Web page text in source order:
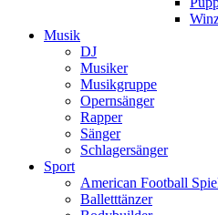
Musik
DJ
Musiker
Musikgruppe
Opernsänger
Rapper
Sänger
Schlagersänger
Sport
American Football
Balletttänzer